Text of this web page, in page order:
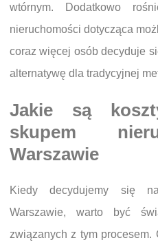
wtórnym. Dodatkowo
nieruchomości dotycząca
coraz więcej osób decyduje
alternatywę dla tradycyjnej
Jakie są
skupem
Warszawie
Kiedy decydujemy się
Warszawie, warto być
związanych z tym